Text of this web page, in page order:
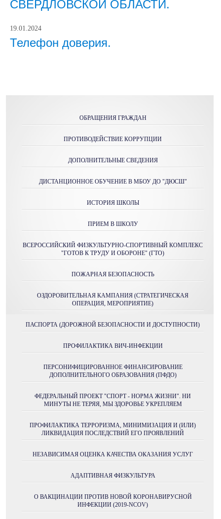
СВЕРДЛОВСКОЙ ОБЛАСТИ.
19.01.2024
Телефон доверия.
ОБРАЩЕНИЯ ГРАЖДАН
ПРОТИВОДЕЙСТВИЕ КОРРУПЦИИ
ДОПОЛНИТЕЛЬНЫЕ СВЕДЕНИЯ
ДИСТАНЦИОННОЕ ОБУЧЕНИЕ В МБОУ ДО "ДЮСШ"
ИСТОРИЯ ШКОЛЫ
ПРИЕМ В ШКОЛУ
ВСЕРОССИЙСКИЙ ФИЗКУЛЬТУРНО-СПОРТИВНЫЙ КОМПЛЕКС
"ГОТОВ К ТРУДУ И ОБОРОНЕ" (ГТО)
ПОЖАРНАЯ БЕЗОПАСНОСТЬ
ОЗДОРОВИТЕЛЬНАЯ КАМПАНИЯ (СТРАТЕГИЧЕСКАЯ
ОПЕРАЦИЯ, МЕРОПРИЯТИЕ)
ПАСПОРТА (ДОРОЖНОЙ БЕЗОПАСНОСТИ И ДОСТУПНОСТИ)
ПРОФИЛАКТИКА ВИЧ-ИНФЕКЦИИ
ПЕРСОНИФИЦИРОВАННОЕ ФИНАНСИРОВАНИЕ
ДОПОЛНИТЕЛЬНОГО ОБРАЗОВАНИЯ (ПФДО)
ФЕДЕРАЛЬНЫЙ ПРОЕКТ "СПОРТ - НОРМА ЖИЗНИ". НИ
МИНУТЫ НЕ ТЕРЯЯ, МЫ ЗДОРОВЬЕ УКРЕПЛЯЕМ
ПРОФИЛАКТИКА ТЕРРОРИЗМА, МИНИМИЗАЦИЯ И (ИЛИ)
ЛИКВИДАЦИЯ ПОСЛЕДСТВИЙ ЕГО ПРОЯВЛЕНИЙ
НЕЗАВИСИМАЯ ОЦЕНКА КАЧЕСТВА ОКАЗАНИЯ УСЛУГ
АДАПТИВНАЯ ФИЗКУЛЬТУРА
О ВАКЦИНАЦИИ ПРОТИВ НОВОЙ КОРОНАВИРУСНОЙ
ИНФЕКЦИИ (2019-NCOV)